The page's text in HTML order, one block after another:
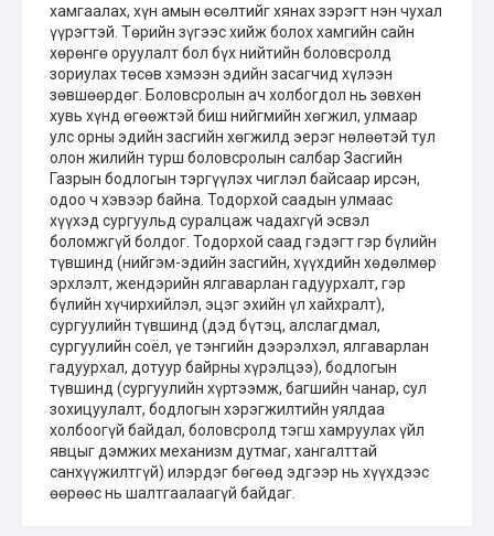
хамгаалах, хүн амын өсөлтийг хянах зэрэгт нэн чухал
үүрэгтэй. Төрийн зүгээс хийж болох хамгийн сайн
хөрөнгө оруулалт бол бүх нийтийн боловсролд
зориулах төсөв хэмээн эдийн засагчид хүлээн
зөвшөөрдөг. Боловсролын ач холбогдол нь зөвхөн
хувь хүнд өгөөжтэй биш нийгмийн хөгжил, улмаар
улс орны эдийн засгийн хөгжилд эерэг нөлөөтэй тул
олон жилийн турш боловсролын салбар Засгийн
Газрын бодлогын тэргүүлэх чиглэл байсаар ирсэн,
одоо ч хэвээр байна. Тодорхой саадын улмаас
хүүхэд сургуульд суралцаж чадахгүй эсвэл
боломжгүй болдог. Тодорхой саад гэдэгт гэр бүлийн
түвшинд (нийгэм-эдийн засгийн, хүүхдийн хөдөлмөр
эрхлэлт, жендэрийн ялгаварлан гадуурхалт, гэр
бүлийн хүчирхийлэл, эцэг эхийн үл хайхралт),
сургуулийн түвшинд (дэд бүтэц, алслагдмал,
сургуулийн соёл, үе тэнгийн дээрэлхэл, ялгаварлан
гадуурхал, дотуур байрны хүрэлцээ), бодлогын
түвшинд (сургуулийн хүртээмж, багшийн чанар, сул
зохицуулалт, бодлогын хэрэгжилтийн уялдаа
холбоогүй байдал, боловсролд тэгш хамруулах үйл
явцыг дэмжих механизм дутмаг, хангалттай
санхүүжилтгүй) илэрдэг бөгөөд эдгээр нь хүүхдээс
өөрөөс нь шалтгаалаагүй байдаг.